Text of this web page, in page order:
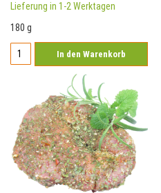
Lieferung in 1-2 Werktagen
180 g
In den Warenkorb